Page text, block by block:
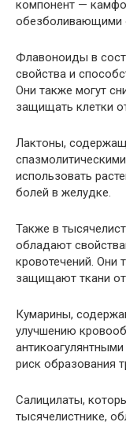
компонент —
обезболивающими
Флавоноиды в
свойства и
Они также могут
защищать клетки
Лактоны,
использовать
болей в желудке.
Также в
обладают
кровотечений. Они
защищают ткани
Кумарины,
улучшению
риск образования
Салицилаты,
тысячелистнике,